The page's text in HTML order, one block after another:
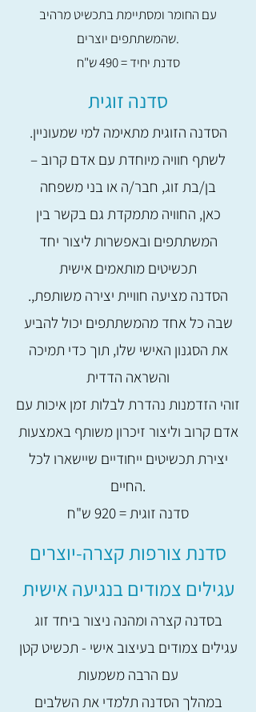
עם החומר ומסתיימת בתכשיט מרהיב
שהמשתתפים יוצרים.
סדנת יחיד = 490 ש"ח​
סדנה זוגית
.הסדנה הזוגית מתאימה למי שמעוניין
לשתף חוויה מיוחדת עם אדם קרוב –
בן/בת זוג, חבר/ה או בני משפחה
כאן, החוויה מתמקדת גם בקשר בין
המשתתפים ובאפשרות ליצור יחד
תכשיטים מותאמים אישית
.הסדנה מציעה חוויית יצירה משותפת,
שבה כל אחד מהמשתתפים יכול להביע
את הסגנון האישי שלו, תוך כדי תמיכה
והשראה הדדית
זוהי הזדמנות נהדרת לבלות זמן איכות עם
אדם קרוב וליצור זיכרון משותף באמצעות
יצירת תכשיטים ייחודיים שיישארו לכל
החיים.
סדנה זוגית = 920 ש"ח
סדנת צורפות קצרה-יוצרים
עגילים צמודים בנגיעה אישית
בסדנה קצרה ומהנה ניצור ביחד זוג
עגילים צמודים בעיצוב אישי - תכשיט קטן
עם הרבה משמעות
במהלך הסדנה תלמדי את השלבים